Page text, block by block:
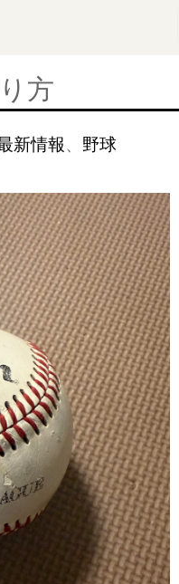
方
新情報、 野球